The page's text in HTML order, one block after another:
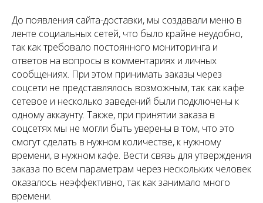
До появления сайта-доставки, мы создавали меню в
ленте социальных сетей, что было крайне неудобно,
так как требовало постоянного мониторинга и
ответов на вопросы в комментариях и личных
сообщениях. При этом принимать заказы через
соцсети не представлялось возможным, так как кафе
сетевое и несколько заведений были подключены к
одному аккаунту. Также, при принятии заказа в
соцсетях мы не могли быть уверены в том, что это
смогут сделать в нужном количестве, к нужному
времени, в нужном кафе. Вести связь для утверждения
заказа по всем параметрам через нескольких человек
оказалось неэффективно, так как занимало много
времени.